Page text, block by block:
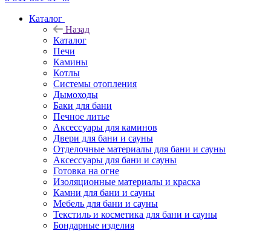
Каталог
Назад
Каталог
Печи
Камины
Котлы
Системы отопления
Дымоходы
Баки для бани
Печное литье
Аксессуары для каминов
Двери для бани и сауны
Отделочные материалы для бани и сауны
Аксессуары для бани и сауны
Готовка на огне
Изоляционные материалы и краска
Камни для бани и сауны
Мебель для бани и сауны
Текстиль и косметика для бани и сауны
Бондарные изделия